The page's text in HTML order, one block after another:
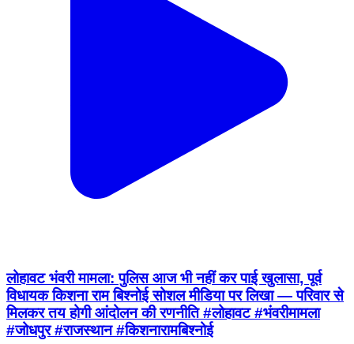
लोहावट भंवरी मामला: पुलिस आज भी नहीं कर पाई खुलासा, पूर्व
विधायक किशना राम बिश्नोई सोशल मीडिया पर लिखा — परिवार से
मिलकर तय होगी आंदोलन की रणनीति #लोहावट #भंवरीमामला
#जोधपुर #राजस्थान #किशनारामबिश्नोई